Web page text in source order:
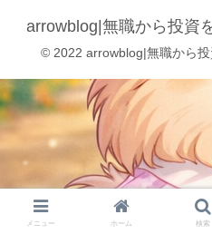
arrowblog|無職から投資
© 2022 arrowblog|無職から
メニュー ホーム 検索